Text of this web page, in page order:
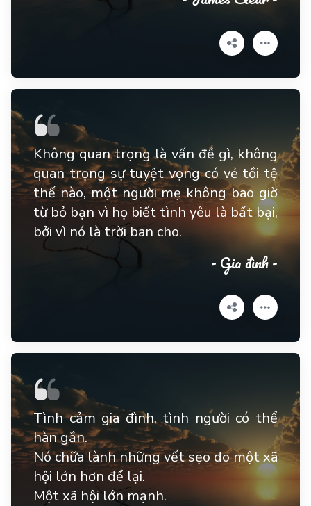
Không quan trọng là vấn đề gì, không
quan trọng sự tuyệt vọng có vẻ tồi tệ
thế nào, một người mẹ không bao giờ
từ bỏ bạn vì họ biết tình yêu là bất bại,
bởi vì nó là trời ban cho.
- Gia đình -
Tình cảm gia đình, tình người có thể
hàn gắn.
Nó chữa lành những vết sẹo do một xã
hội lớn hơn để lại.
Một xã hội lớn mạnh.